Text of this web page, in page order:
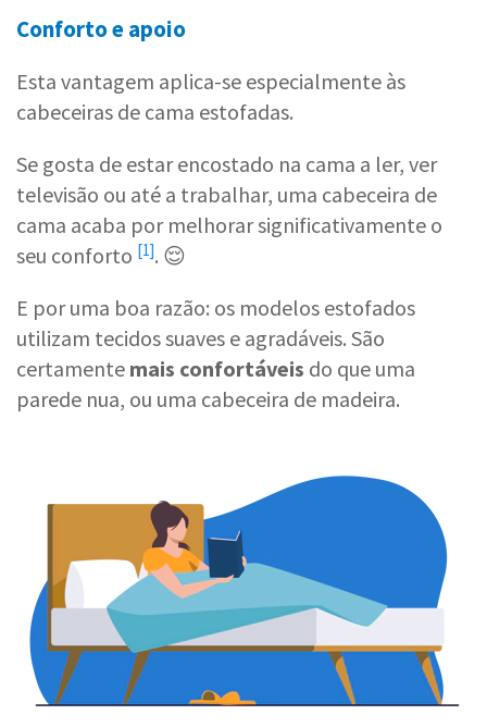
Conforto e apoio
Esta vantagem aplica-se especialmente às
cabeceiras de cama estofadas.
Se gosta de estar encostado na cama a ler, ver
televisão ou até a trabalhar, uma cabeceira de
cama acaba por melhorar significativamente o
seu conforto [1]. 😌
E por uma boa razão: os modelos estofados
utilizam tecidos suaves e agradáveis. São
certamente mais confortáveis do que uma
parede nua, ou uma cabeceira de madeira.